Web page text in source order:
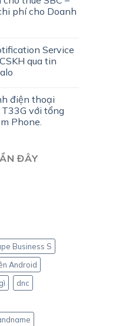
phí cho Doanh
Service
qua tin
điện thoại
T33G với tổng
Phone.
ĐÂY
Business S
Android
dnc